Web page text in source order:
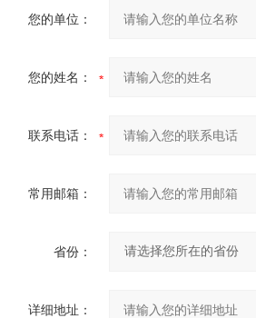
您的单位：
您的姓名：
联系电话：
常用邮箱：
省份：
详细地址：